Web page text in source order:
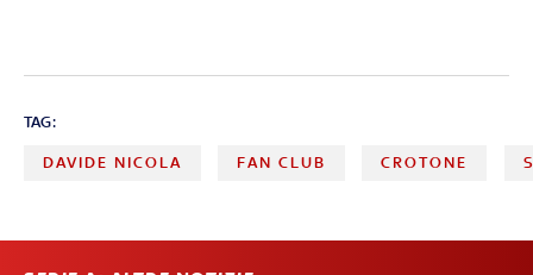
TAG:
DAVIDE NICOLA FAN CLUB CROTONE